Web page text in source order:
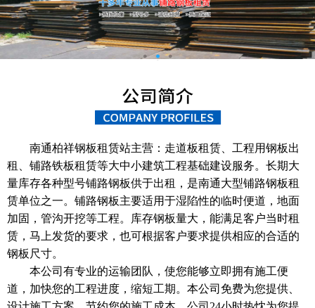
南通柏祥钢板租赁站主营：走道板租赁、工程用钢板出
租、铺路铁板租赁等大中小建筑工程基础建设服务。长期大
量库存各种型号铺路钢板供于出租，是南通大型铺路钢板租
赁单位之一。铺路钢板主要适用于湿陷性的临时便道，地面
加固，管沟开挖等工程。库存钢板量大，能满足客户当时租
赁，马上发货的要求，也可根据客户要求提供相应的合适的
钢板尺寸。
本公司有专业的运输团队，使您能够立即拥有施工便
道，加快您的工程进度，缩短工期。本公司免费为您提供、